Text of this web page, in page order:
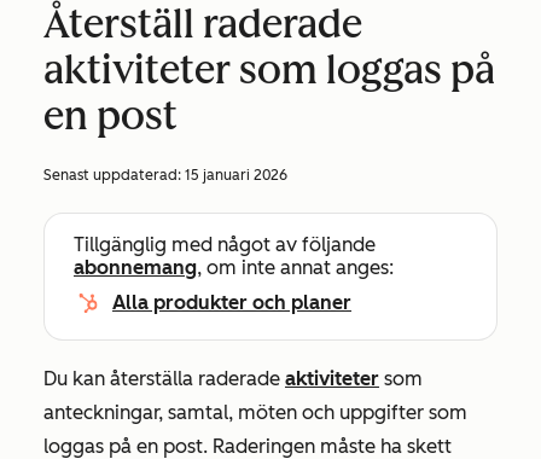
Återställ raderade
aktiviteter som loggas på
en post
Senast uppdaterad: 15 januari 2026
Tillgänglig med något av följande
abonnemang, om inte annat anges:
Alla produkter och planer
Du kan återställa raderade aktiviteter som
anteckningar, samtal, möten och uppgifter som
loggas på en post. Raderingen måste ha skett